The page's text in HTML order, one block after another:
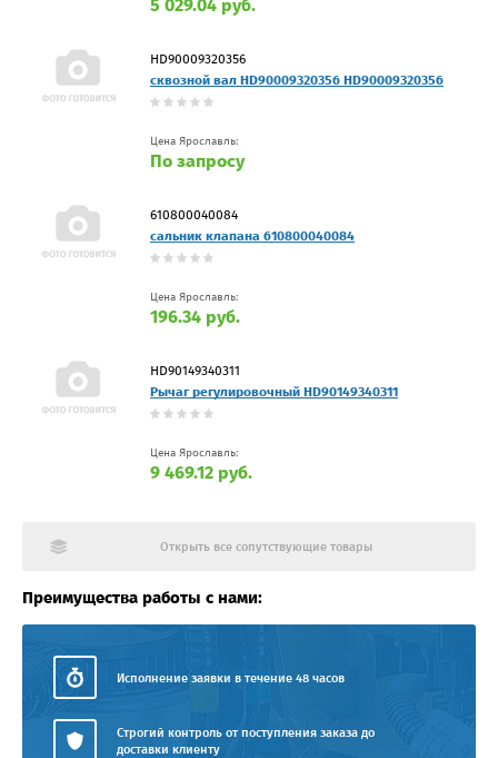
5 029.04 руб.
HD90009320356
сквозной вал HD90009320356 HD90009320356
Цена Ярославль:
По запросу
610800040084
сальник клапана 610800040084
Цена Ярославль:
196.34 руб.
HD90149340311
Рычаг регулировочный HD90149340311
Цена Ярославль:
9 469.12 руб.
Открыть все сопутствующие товары
Преимущества работы с нами:
Исполнение заявки в течение 48 часов
Строгий контроль от поступления заказа до
доставки клиенту